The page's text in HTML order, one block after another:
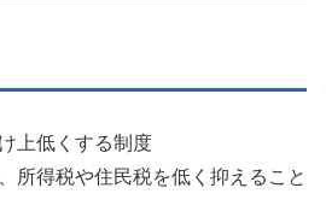
上低くする制度
所得税や住民税を低く抑えること